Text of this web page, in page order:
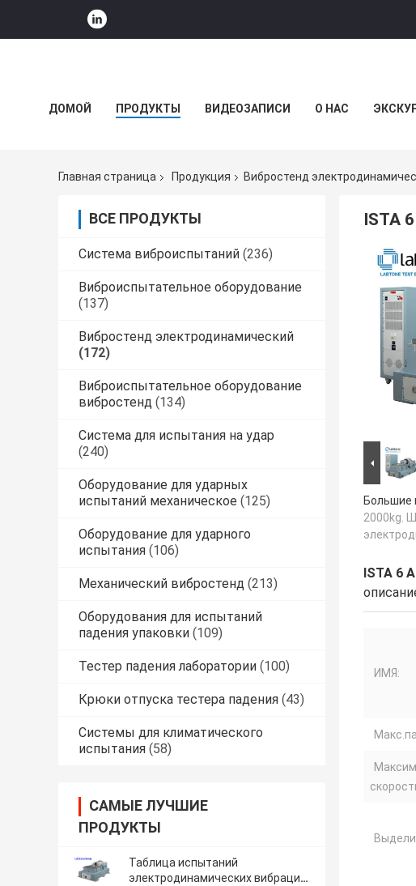
ДОМОЙ ПРОДУКТЫ ВИДЕОЗАПИСИ О НАС
Главная страница Продукция Вибростенд
ВСЕ ПРОДУКТЫ
Система виброиспытаний (236)
Виброиспытательное оборудование
(137)
Вибростенд электродинамический
(172)
Виброиспытательное оборудование
вибростенд (134)
Система для испытания на удар
(240)
Оборудование для ударных
испытаний механическое (125)
Оборудование для ударного
испытания (106)
Механический вибростенд (213)
Оборудования для испытаний
падения упаковки (109)
Тестер падения лаборатории (100)
Крюки отпуска тестера падения (43)
Системы для климатического
испытания (58)
САМЫЕ ЛУЧШИЕ
ПРОДУКТЫ
Таблица испытаний
электродинамических вибраций
ISTA
Большие
2000kg.
ISTA 6
ИМЯ: